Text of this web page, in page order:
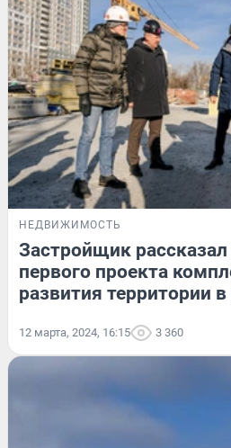
НЕДВИЖИМОСТЬ
Застройщик
первого проекта
развития территории
12 марта, 2024, 16:15 3 360